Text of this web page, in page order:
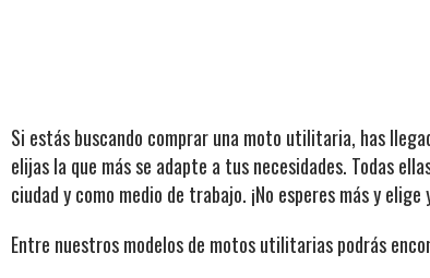
Si estás buscando comprar una moto utilitaria, has
elijas la que más se adapte a tus necesidades. Todas
ciudad y como medio de trabajo. ¡No esperes más y
Entre nuestros modelos de motos utilitarias podrás